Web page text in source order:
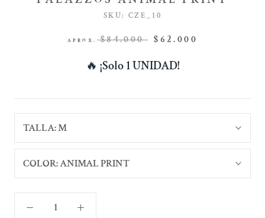
SKU: CZE_10
APROX. $84.000 $62.000
🔥 ¡Solo 1 UNIDAD!
TALLA:M
COLOR:ANIMAL PRINT